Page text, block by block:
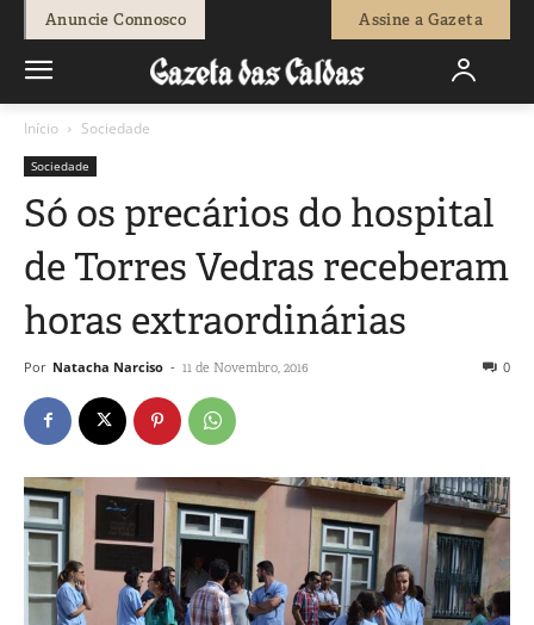
Anuncie Connosco Assine a Gazeta
Início Sociedade
Sociedade
Só os precários do hospital
de Torres Vedras receberam
horas extraordinárias
Por Natacha Narciso - 11 de Novembro, 2016 0